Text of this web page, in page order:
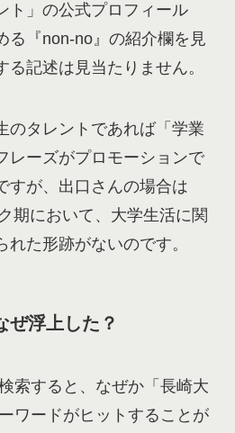
ト」の公式プロフィール
る『non-no』の紹介欄を見
記述は見当たりません。
のタレントであれば「学業
レーズがプロモーションで
すが、出口さんの場合は
期において、大学生活に関
た形跡がないのです。
ぜ浮上した？
索すると、なぜか「長崎大
ワードがヒットすることが